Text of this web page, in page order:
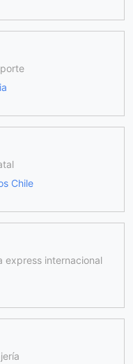
Chile
express internacional